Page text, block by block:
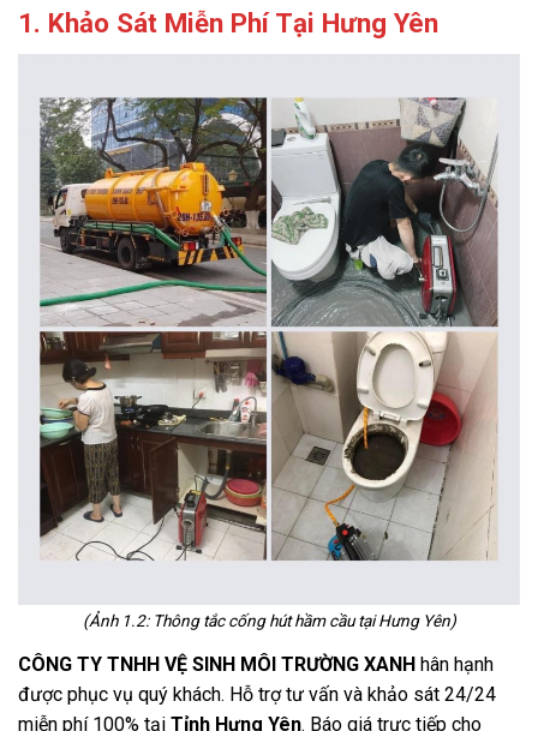
1. Khảo Sát Miễn Phí Tại Hưng Yên
(Ảnh 1.2: Thông tắc cống hút hầm cầu tại Hưng Yên)
CÔNG TY TNHH VỆ SINH MÔI TRƯỜNG XANH hân hạnh
được phục vụ quý khách. Hỗ trợ tư vấn và khảo sát 24/24
miễn phí 100% tại Tỉnh Hưng Yên. Báo giá trực tiếp cho